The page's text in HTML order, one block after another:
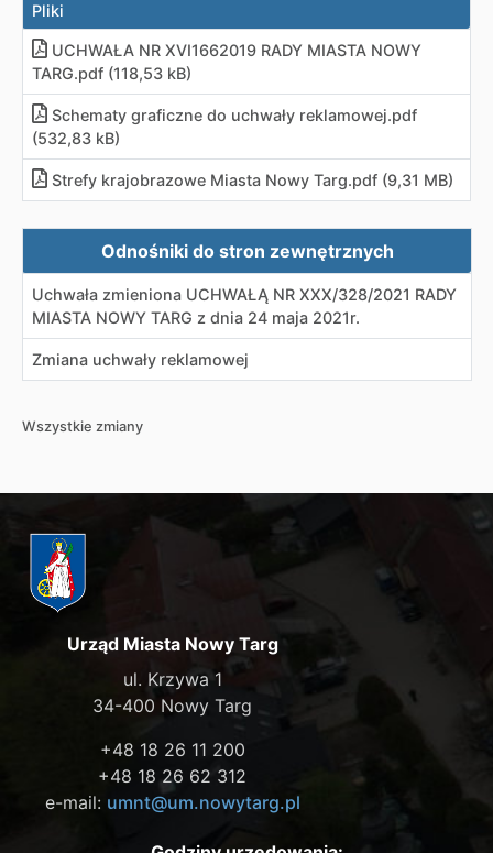
Pliki
UCHWAŁA NR XVI1662019 RADY MIASTA NOWY
TARG.pdf (118,53 kB)
Schematy graficzne do uchwały reklamowej.pdf
(532,83 kB)
Strefy krajobrazowe Miasta Nowy Targ.pdf (9,31 MB)
Zewnętrzne odnośniki
Odnośniki do stron zewnętrznych
Uchwała zmieniona UCHWAŁĄ NR XXX/328/2021 RADY
MIASTA NOWY TARG z dnia 24 maja 2021r.
Zmiana uchwały reklamowej
Wszystkie zmiany
Urząd Miasta Nowy Targ
ul. Krzywa 1
34-400 Nowy Targ
+48 18 26 11 200
+48 18 26 62 312
e-mail: umnt@um.nowytarg.pl